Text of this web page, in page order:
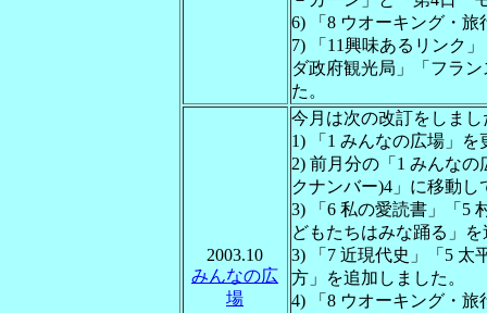
6) 「8 ウオーキング・
7) 「11興味あるリンク
ダ政府観光局」「フラ
た。
2003.10
みんなの広
場
今月は次の改訂をしまし
1) 「1 みんなの広場」を
2) 前月分の「1 みんな
クナンバー)4」に移動し
3) 「6 私の愛読書」「5
どもたちはみな踊る」
3) 「7 近現代史」「5
方」を追加しました。
4) 「8 ウオーキング・